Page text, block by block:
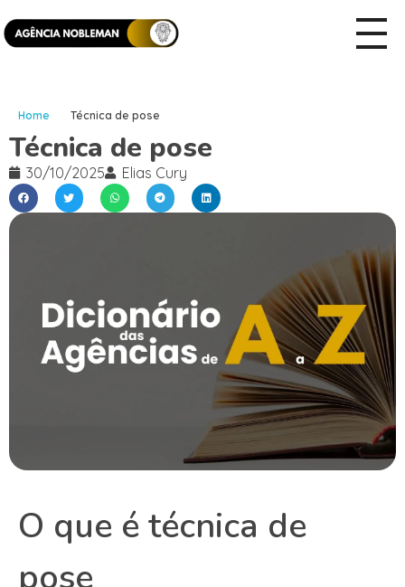
Home Técnica de pose
Técnica de pose
30/10/2025 Elias Cury
O que é técnica de